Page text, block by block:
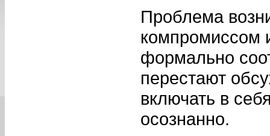
Проблема
компромиссом
формально
перестают
включать в
осознанно.